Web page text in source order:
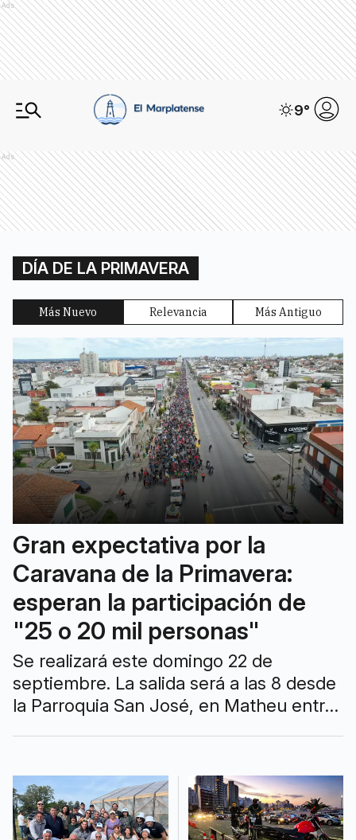
Ads
9°
Ads
DÍA DE LA PRIMAVERA
Más Nuevo Relevancia Más Antiguo
Gran expectativa por la
Caravana de la Primavera:
esperan la participación de
"25 o 20 mil personas"
Se realizará este domingo 22 de
septiembre. La salida será a las 8 desde
la Parroquia San José, en Matheu entre